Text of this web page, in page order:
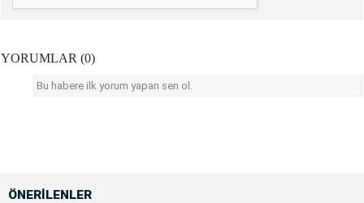
YORUMLAR (0)
Bu habere ilk yorum yapan sen ol.
ÖNERİLENLER